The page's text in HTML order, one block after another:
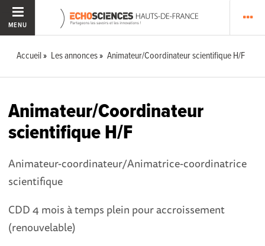
MENU
Accueil Les annonces Animateur/Coordinateur scientifique H/F
Animateur/Coordinateur
scientifique H/F
Animateur-coordinateur/Animatrice-coordinatrice
scientifique
CDD 4 mois à temps plein pour accroissement
(renouvelable)